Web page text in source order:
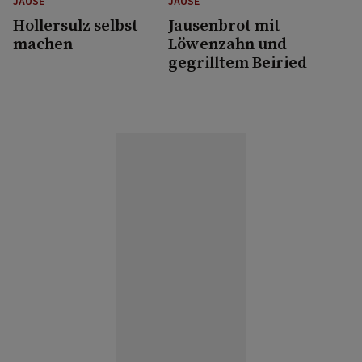
Hollersulz selbst
machen
Jausenbrot mit
Löwenzahn und
gegrilltem Beiried